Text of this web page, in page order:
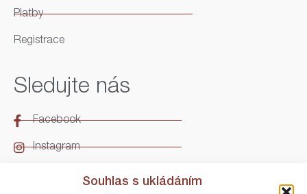
Souhlas s ukládáním
Platby
Registrace
Sledujte nás
Facebook
Instagram